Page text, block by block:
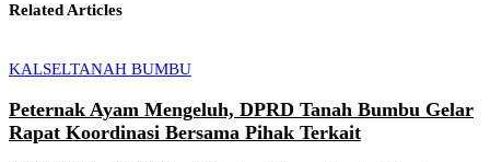
Related Articles
KALSELTANAH BUMBU
Peternak Ayam Mengeluh, DPRD Tanah Bumbu Gelar
Rapat Koordinasi Bersama Pihak Terkait